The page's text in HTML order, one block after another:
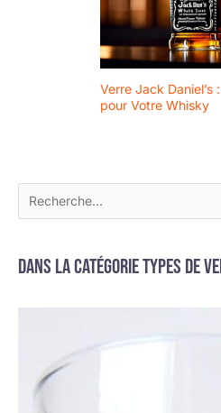
verres
cadeau
pied.
verre : 11
Verre Jack Daniel’s
pour Votre Whisky
Dans la catégorie Types de